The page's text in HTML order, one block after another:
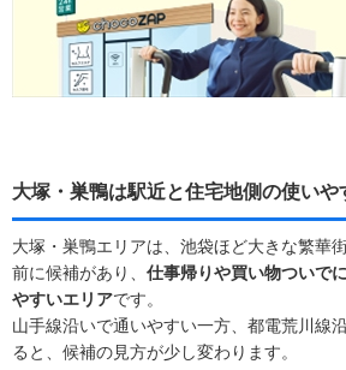
大塚・巣鴨は駅近と住宅地側の使いや
大塚・巣鴨エリアは、池袋ほど大きな繁華
前に候補があり、 仕事帰りや買い物ついで
やすいエリアです。
山手線沿いで通いやすい一方、都電荒川線
ると、候補の見方が少し変わります。